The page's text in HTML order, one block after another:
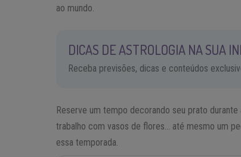
ao mundo.
DICAS DE ASTROLOGIA NA SUA
Receba previsões, dicas e conteúdos
Reserve um tempo decorando seu prato
trabalho com vasos de flores… até mesmo um
essa temporada.